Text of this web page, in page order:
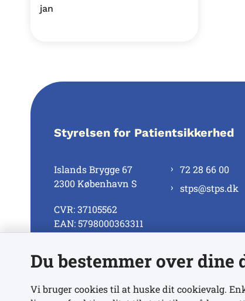
jan
Styrelsen for Patientsikkerhed
Islands Brygge 67
2300 København S
CVR: 37105562
EAN: 5798000363311
72 28 66 00
stps@stps.dk
Se alle kontaktnumre
Du bestemmer over dine
Vi bruger cookies til at huske dit cookievalg.